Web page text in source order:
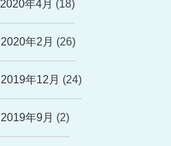
2020年4月 (18)
2020年2月 (26)
2019年12月 (24)
2019年9月 (2)